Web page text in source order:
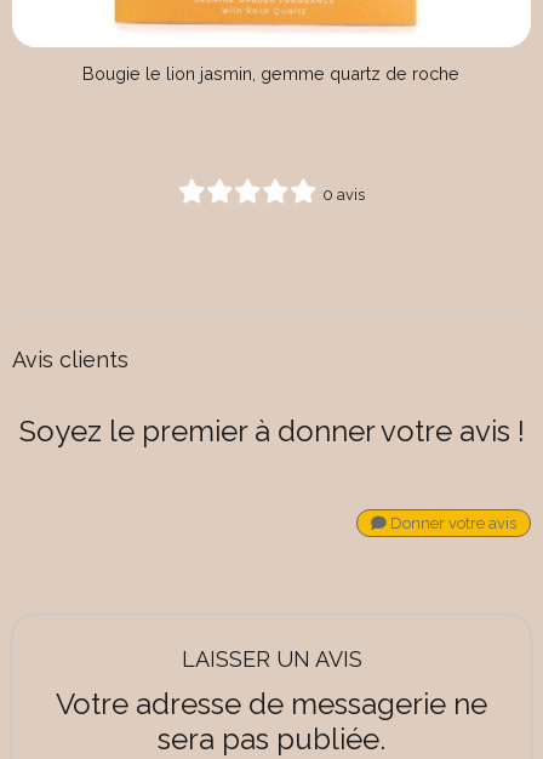
Bougie le lion jasmin, gemme quartz de roche
0 avis
Avis clients
Soyez le premier à donner votre avis !
Donner votre avis
LAISSER UN AVIS
Votre adresse de messagerie ne
sera pas publiée.